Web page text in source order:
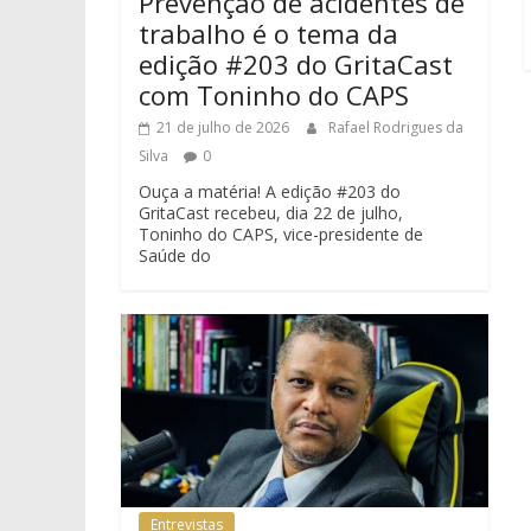
trabalho é o tema da
edição #203 do GritaCast
com Toninho do CAPS
21 de julho de 2026
Rafael Rodrigues da
Silva
0
Ouça a matéria! A edição #203 do
GritaCast recebeu, dia 22 de julho,
Toninho do CAPS, vice-presidente de
Saúde do
Entrevistas